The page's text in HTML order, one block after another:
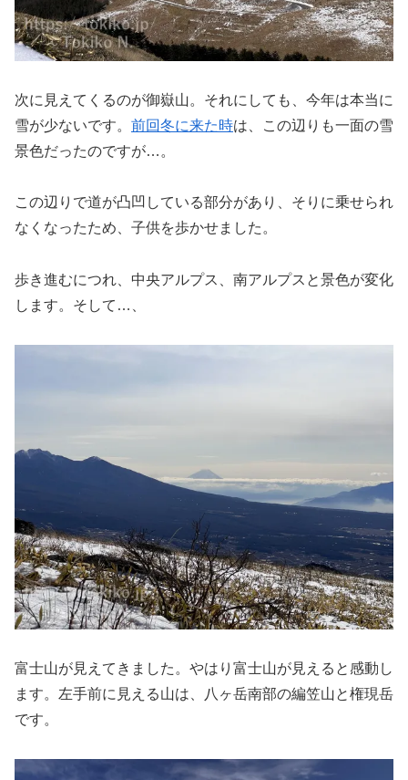
次に見えてくるのが御嶽山。それにしても、今年は本当に
雪が少ないです。 前回冬に来た時は、この辺りも一面の雪
景色だったのですが…。
この辺りで道が凸凹している部分があり、そりに乗せられ
なくなったため、子供を歩かせました。
歩き進むにつれ、中央アルプス、南アルプスと景色が変化
します。そして…、
富士山が見えてきました。やはり富士山が見えると感動し
ます。左手前に見える山は、八ヶ岳南部の編笠山と権現岳
です。